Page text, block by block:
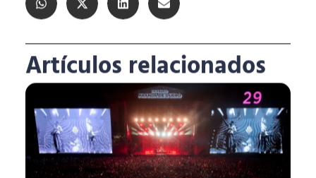
Artículos relacionados